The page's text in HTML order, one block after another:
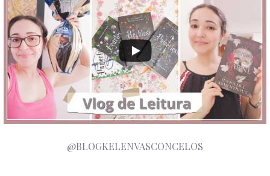
@BLOGKELENVASCONCELOS